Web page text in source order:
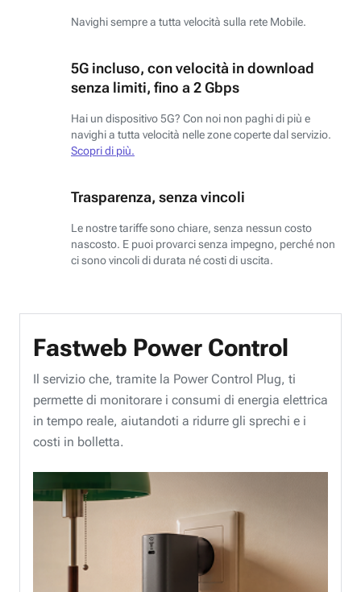
Navighi sempre a tutta velocità sulla rete Mobile.
5G incluso, con velocità in download
senza limiti, fino a 2 Gbps
Hai un dispositivo 5G? Con noi non paghi di più e
navighi a tutta velocità nelle zone coperte dal servizio.
Scopri di più.
Trasparenza, senza vincoli
Le nostre tariffe sono chiare, senza nessun costo
nascosto. E puoi provarci senza impegno, perché non
ci sono vincoli di durata né costi di uscita.
Fastweb Power Control
Il servizio che, tramite la Power Control Plug, ti
permette di monitorare i consumi di energia elettrica
in tempo reale, aiutandoti a ridurre gli sprechi e i
costi in bolletta.